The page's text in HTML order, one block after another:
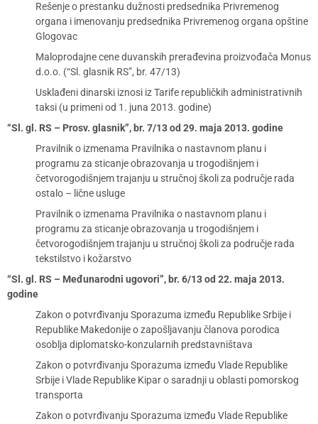
Rešenje o prestanku dužnosti predsednika Privremenog
organa i imenovanju predsednika Privremenog organa opštine
Glogovac
Maloprodajne cene duvanskih prerađevina proizvođača Monus
d.o.o. (“Sl. glasnik RS”, br. 47/13)
Usklađeni dinarski iznosi iz Tarife republičkih administrativnih
taksi (u primeni od 1. juna 2013. godine)
“Sl. gl. RS – Prosv. glasnik”, br. 7/13 od 29. maja 2013. godine
Pravilnik o izmenama Pravilnika o nastavnom planu i
programu za sticanje obrazovanja u trogodišnjem i
četvorogodišnjem trajanju u stručnoj školi za područje rada
ostalo – lične usluge
Pravilnik o izmenama Pravilnika o nastavnom planu i
programu za sticanje obrazovanja u trogodišnjem i
četvorogodišnjem trajanju u stručnoj školi za područje rada
tekstilstvo i kožarstvo
“Sl. gl. RS – Međunarodni ugovori”, br. 6/13 od 22. maja 2013.
godine
Zakon o potvrđivanju Sporazuma između Republike Srbije i
Republike Makedonije o zapošljavanju članova porodica
osoblja diplomatsko-konzularnih predstavništava
Zakon o potvrđivanju Sporazuma između Vlade Republike
Srbije i Vlade Republike Kipar o saradnji u oblasti pomorskog
transporta
Zakon o potvrđivanju Sporazuma između Vlade Republike